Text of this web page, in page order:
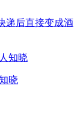
递后直接变成酒
晓